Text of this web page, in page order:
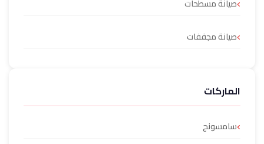
صيانة مسطحات
صيانة مجففات
الماركات
سامسونج